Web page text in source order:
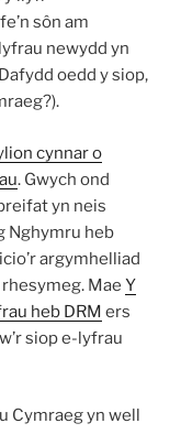
sôn am
newydd yn
oedd y siop,
cynnar o
. Gwych ond
yn neis
Nghymru heb
argymhelliad
Mae Y
heb DRM ers
siop e-lyfrau
Cymraeg yn well